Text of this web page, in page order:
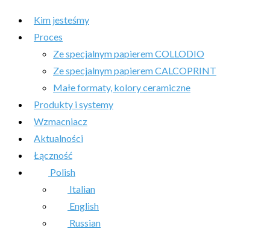
Kim jesteśmy
Proces
Ze specjalnym papierem COLLODIO
Ze specjalnym papierem CALCOPRINT
Małe formaty, kolory ceramiczne
Produkty i systemy
Wzmacniacz
Aktualności
Łączność
Polish
Italian
English
Russian